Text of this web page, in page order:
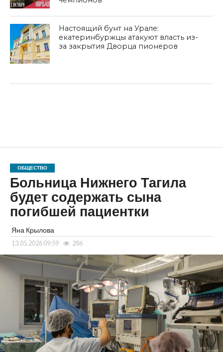
Настоящий бунт на Урале:
екатеринбуржцы атакуют власть из-
за закрытия Дворца пионеров
ОБЩЕСТВО
Больница Нижнего Тагила
будет содержать сына
погибшей пациентки
Яна Крылова
13.05.2026 09:59 286